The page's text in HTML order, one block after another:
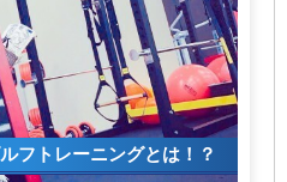
フトレーニングとは！？